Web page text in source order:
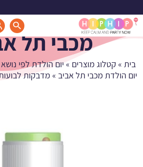
מדבקות
מכבי תל
בית » קטלוג מוצרים » יום הולדת לפי נושא
יום הולדת מכבי תל אביב » מדבקות